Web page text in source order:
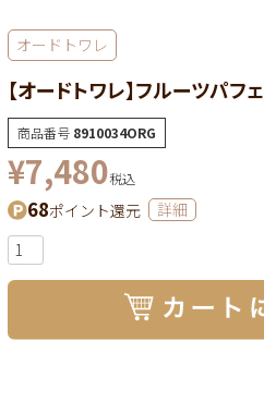
オードトワレ
【オードトワレ】フルーツパフェ
商品番号 8910034ORG
¥7,480税込
68ポイント還元 詳細